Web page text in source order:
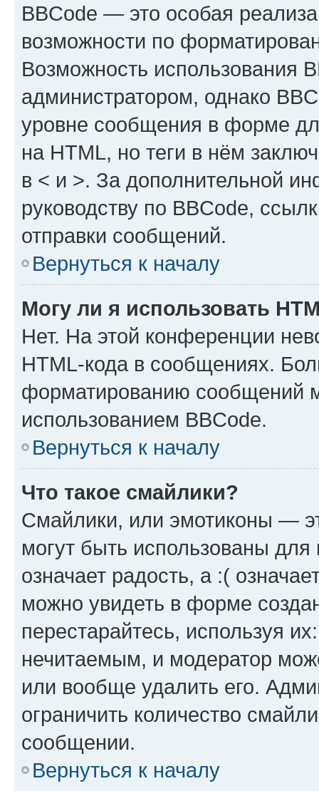
BBCode — это особая
возможности по
Возможность использования
администратором, однако
уровне сообщения в форме
на HTML, но теги в нём
в < и >. За дополнительной
руководству по BBCode,
отправки сообщений.
Вернуться к началу
Могу ли я использовать
Нет. На этой конференции
HTML-кода в сообщениях.
форматированию сообщений
использованием BBCode.
Вернуться к началу
Что такое смайлики?
Смайлики, или эмотиконы —
могут быть использованы
означает радость, а :(
можно увидеть в форме
перестарайтесь, используя
нечитаемым, и модератор
или вообще удалить его.
ограничить количество
сообщении.
Вернуться к началу